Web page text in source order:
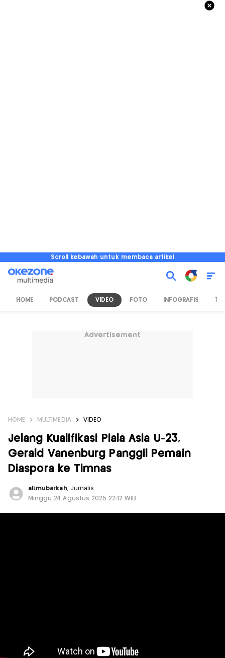
Scroll kebawah untuk membaca artikel
HOME PODCAST VIDEO FOTO INFOGRAFIS TV
Advertisement
HOME MULTIMEDIA VIDEO
Jelang Kualifikasi Piala Asia U-23,
Gerald Vanenburg Panggil Pemain
Diaspora ke Timnas
ali.mubarkah, Jurnalis
Minggu 24 Agustus 2025 22:12 WIB